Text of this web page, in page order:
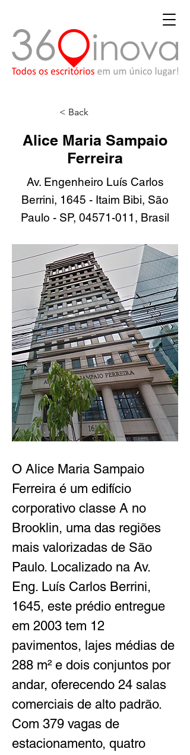
< Back
Alice Maria Sampaio
Ferreira
Av. Engenheiro Luís Carlos
Berrini, 1645 - Itaim Bibi, São
Paulo - SP, 04571-011 , Brasil
O Alice Maria Sampaio
Ferreira é um edifício
corporativo classe A no
Brooklin, uma das regiões
mais valorizadas de São
Paulo. Localizado na Av.
Eng. Luís Carlos Berrini,
1645, este prédio entregue
em 2003 tem 12
pavimentos, lajes médias de
288 m² e dois conjuntos por
andar, oferecendo 24 salas
comerciais de alto padrão.
Com 379 vagas de
estacionamento, quatro